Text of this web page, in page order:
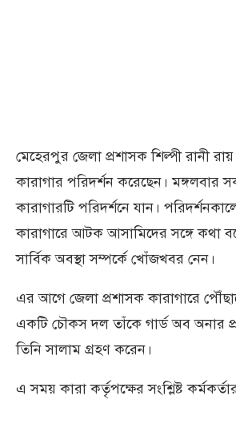
মেহেরপুর জেলা প্রশাসকশিল্পী রানী রায়
কারাগার পরিদর্শন করেছেন। মঙ্গলবার
কারাগারটি পরিদর্শনে যান।
কারাগারে আটক আসামিদের সঙ্গে কথা
সার্বিক অবস্থা সম্পর্কে খোঁজখবর নেন।
এর আগে জেলা প্রশাসক কারাগারে
একটি চৌকস দল তাঁকে গার্ড অব অনার
তিনি সালাম গ্রহণ করেন।
এ সময় কারা কর্তৃপক্ষের সংশ্লিষ্ট